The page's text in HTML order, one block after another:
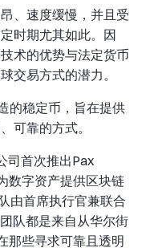
、速度缓慢，并且受
时期尤其如此。因
术的优势与法定货币
交易方式的潜力。
的稳定币，旨在提供
可靠的方式。
司首次推出Pax
数字资产提供区块链
由首席执行官兼联合
队都是来自从华尔街
那些寻求可靠且透明